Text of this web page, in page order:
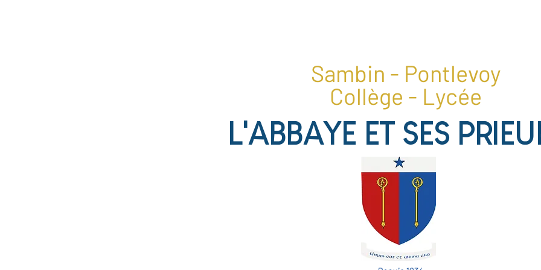
Sambin - Pontlevoy
Collège - Lycée
L'ABBAYE ET SES